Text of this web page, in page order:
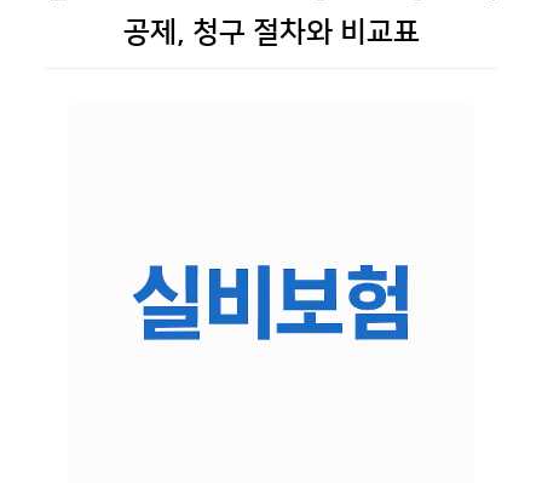
공제, 청구 절차와 비교표